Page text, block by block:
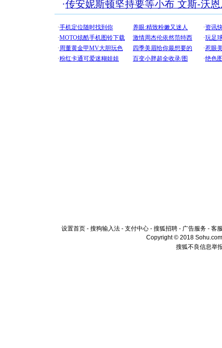
·传安妮斯顿坚持要等小布 文斯-沃
设置首页 - 搜狗输入法 - 支付中心 - 搜狐招聘 - 广告服务 - 客
Copyright © 2018
搜狐不良信息举